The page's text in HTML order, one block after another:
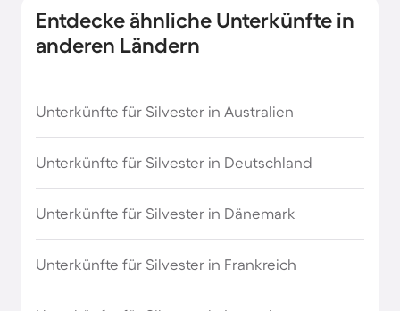
Entdecke ähnliche Unterkünfte in
anderen Ländern
Unterkünfte für Silvester in Australien
Unterkünfte für Silvester in Deutschland
Unterkünfte für Silvester in Dänemark
Unterkünfte für Silvester in Frankreich